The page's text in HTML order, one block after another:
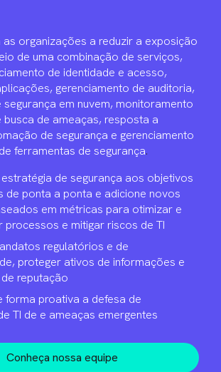
as organizações a reduzir a exposição
de uma combinação de serviços,
de identidade e acesso,
gerenciamento de auditoria,
em nuvem, monitoramento
busca de ameaças, resposta a
de segurança e gerenciamento
ferramentas de segurança.
de segurança aos objetivos
de ponta a ponta e adicione novos
em métricas para otimizar e
processos e mitigar riscos de TI
regulatórios e de
proteger ativos de informações e
reputação
forma proativa a defesa de
TI de e ameaças emergentes
Conheça nossa equipe